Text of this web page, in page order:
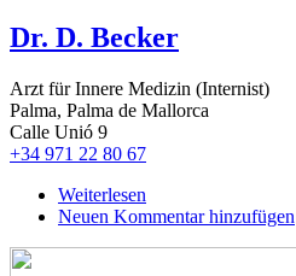
Dr. D. Becker
Arzt für Innere Medizin (Internist)
Palma, Palma de Mallorca
Calle Unió 9
+34 971 22 80 67
Weiterlesen
Dr.
Neuen Kommentar hinzufügen